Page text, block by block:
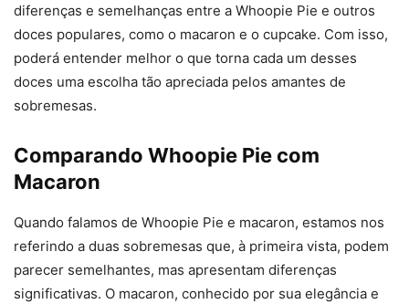
diferenças e semelhanças entre a Whoopie Pie e outros
doces populares, como o macaron e o cupcake. Com isso,
poderá entender melhor o que torna cada um desses
doces uma escolha tão apreciada pelos amantes de
sobremesas.
Comparando Whoopie Pie com
Macaron
Quando falamos de Whoopie Pie e macaron, estamos nos
referindo a duas sobremesas que, à primeira vista, podem
parecer semelhantes, mas apresentam diferenças
significativas. O macaron, conhecido por sua elegância e